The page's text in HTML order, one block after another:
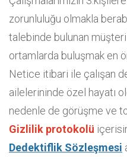
zorunluluğu olmakla
talebinde bulunan
ortamlarda buluşmak en
Netice itibari ile çalışan
ailelerininde özel hayatı
nedenle de görüşme ve
Gizlilik protokolü
Dedektiflik Sözleşmesi